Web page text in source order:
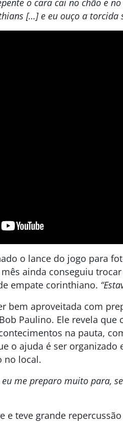
[…] e eu ouço a torcida
o lance do jogo para
ainda conseguiu
empate corinthiano.
bem aproveitada com
Paulino. Ele revela que
na pauta,
o ajuda é ser
no local.
eu me preparo muito para,
e teve grande